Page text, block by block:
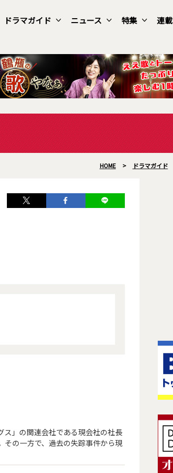
ドラマガイド ニュース 特集 連載
HOME > ドラマガイド
ス」の関連会社である現会社の社長
その一方で、過去の失踪事件から現